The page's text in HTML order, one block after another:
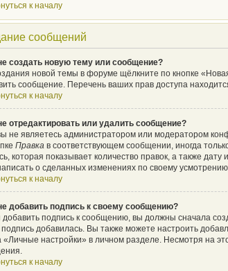
к началу
сообщений
создать новую тему или сообщение?
новой темы в форуме щёлкните по кнопке
сообщение. Перечень ваших прав доступа
к началу
отредактировать или удалить сообщение?
не являетесь администратором или модератором
Правка в соответствующем сообщении, иногда
которая показывает количество правок, а также
о сделанных изменениях по своему
к началу
добавить подпись к своему сообщению?
подпись к сообщению, вы должны сначала
добавилась. Вы также можете настроить
«Личные настройки» в личном разделе. Несмотря на
к началу